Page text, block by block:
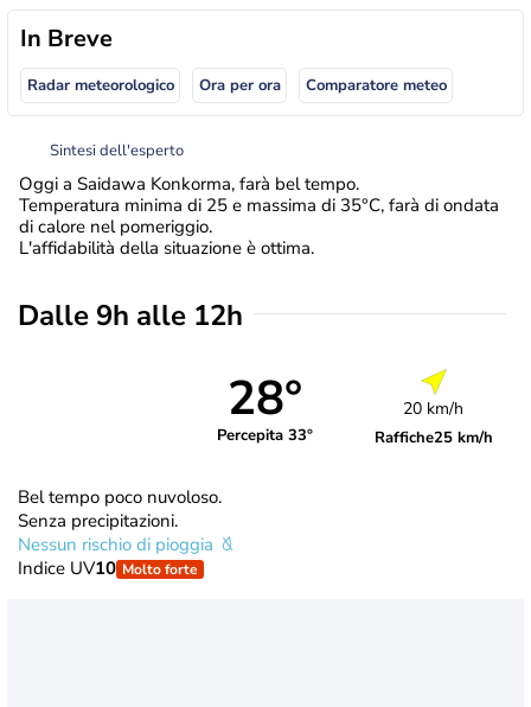
In Breve
Radar meteorologico Ora per ora Comparatore meteo
Sintesi dell'esperto
Oggi a Saidawa Konkorma, farà bel tempo.
Temperatura minima di 25 e massima di 35°C, farà di ondata
di calore nel pomeriggio.
L'affidabilità della situazione è ottima.
Dalle 9h alle 12h
28°
Percepita 33°
20 km/h
Raffiche25 km/h
Bel tempo poco nuvoloso.
Senza precipitazioni.
Nessun rischio di pioggia
Indice UV10 Molto forte